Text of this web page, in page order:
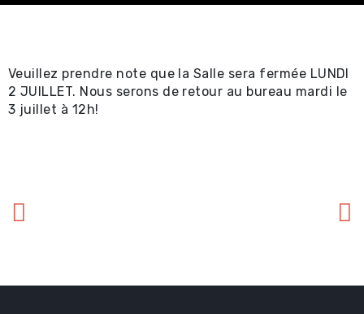
Veuillez prendre note que la Salle sera fermée LUNDI
2 JUILLET. Nous serons de retour au bureau mardi le
3 juillet à 12h!
Achat en ligne -
Certificat-cadeau
Renseignements
Promotions